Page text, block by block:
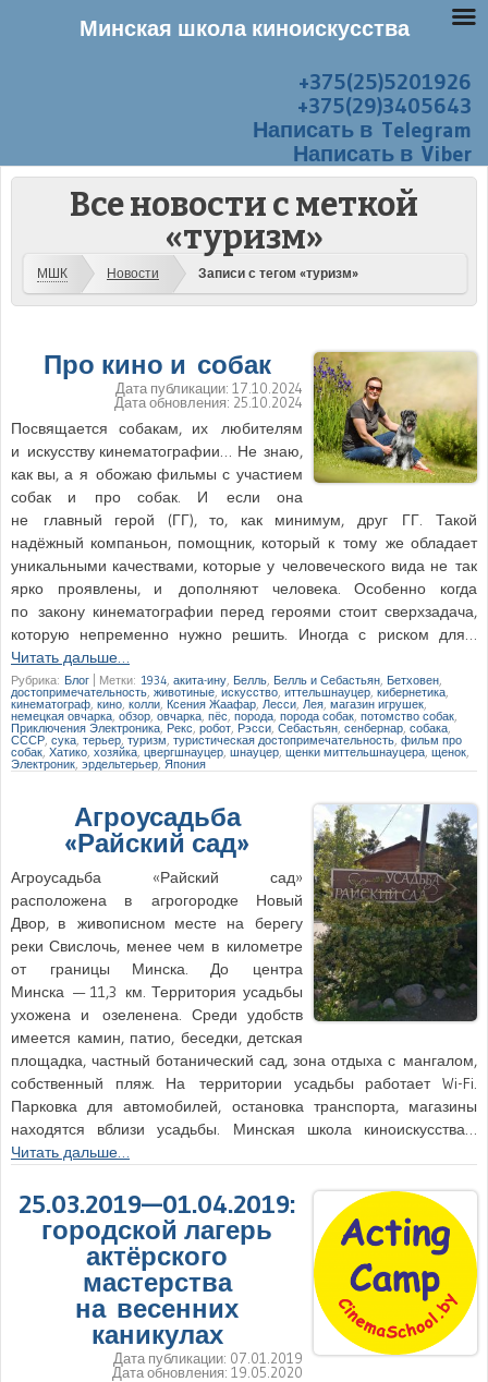
+375(25)5201926
+375(29)3405643
Написать в Telegram
Написать в Viber
Все новости с меткой
«туризм»
МШК Новости Записи с тегом «туризм»
Про кино и собак
Дата публикации: 17.10.2024
Дата обновления: 25.10.2024
Посвящается собакам, их любителям
и искусству кинематографии… Не знаю,
как вы, а я обожаю фильмы с участием
собак и про собак. И если она
не главный герой (ГГ), то, как минимум, друг ГГ. Такой
надёжный компаньон, помощник, который к тому же обладает
уникальными качествами, которые у человеческого вида не так
ярко проявлены, и дополняют человека. Особенно когда
по закону кинематографии перед героями стоит сверхзадача,
которую непременно нужно решить. Иногда с риском для…
Читать дальше…
Рубрика: Блог Метки: 1934 акита-ину Белль Белль и Себастьян Бетховен
достопримечательность животиные ,искусство иттельшнауцер кибернетика
кинематограф кино колли Ксения Жаафар Лесси Лея магазин игрушек
немецкая овчарка обзор овчарка пёс порода порода собак потомство собак
Приключения Электроника Рекс робот Рэсси, Себастьян сенбернар собака
СССР сука терьер, туризм туристическая достопримечательность,фильм про
собак, Хатико хозяйка,цвергшнауцер шнауцер щенки миттельшнауцера щенок
Электроник эрдельтерьер ,Япония
Агроусадьба
«Райский сад»
Агроусадьба «Райский сад»
расположена в агрогородке Новый
Двор, в живописном месте на берегу
реки Свислочь, менее чем в километре
от границы Минска. До центра
Минска — 11,3 км. Территория усадьбы
ухожена и озеленена. Среди удобств
имеется камин, патио, беседки, детская
площадка, частный ботанический сад, зона отдыха с мангалом,
собственный пляж. На территории усадьбы работает Wi-Fi.
Парковка для автомобилей, остановка транспорта, магазины
находятся вблизи усадьбы. Минская школа киноискусства…
Читать дальше…
25.03.2019—01.04.2019:
городской лагерь
актёрского
мастерства
на весенних
каникулах
Дата публикации: 07.01.2019
Дата обновления: 19.05.2020
Минская школа киноискусства